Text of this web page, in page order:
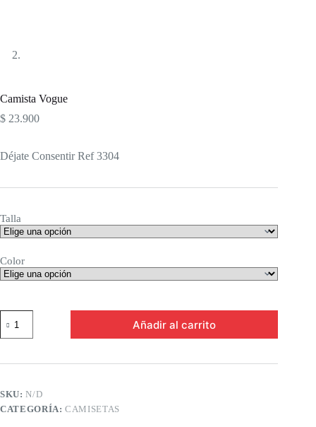
Camista Vogue
$ 23.900
Déjate Consentir Ref 3304
Talla
Color
Vogue
cantidad
Añadir al carrito
SKU:N/D
CATEGORÍA:CAMISETAS